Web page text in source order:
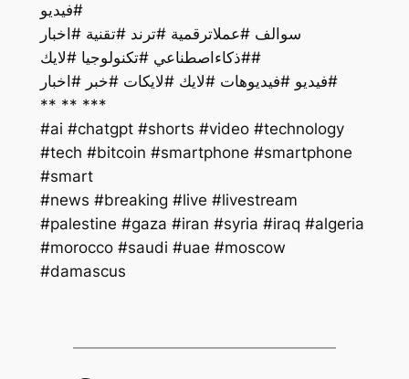
#فيديو
سوالف #عملاترقمية #ترند #تقنية #اخبار
#ذكاءاصطناعي #تكنولوجيا #لايك#
فيديو #فيديوهات #لايك #لايكات #خبر #اخبار#
** ** ***
#ai #chatgpt #shorts #video #technology
#tech #bitcoin #smartphone #smartphone
#smart
#palestine #gaza #iran #syria #iraq #algeria
#morocco #saudi #uae #moscow
#damascus